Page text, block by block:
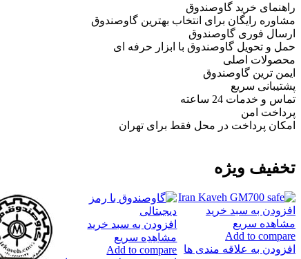
راهنمای خرید گاوصندوق
مشاوره رایگان برای انتخاب بهترین گاوصندوق
ارسال فوری گاوصندوق
حمل و تحویل گاوصندوق با ابزار حرفه ای
محصولات اصلی
ایمن ترین گاوصندوق
پشتیبانی سریع
تماس و خدمات 24 ساعته
پرداخت امن
امکان پرداخت در محل فقط برای تهران
تخفیف ویژه
-10%
افزودن به سبد خرید
مشاهده سریع
Add to compare
افزودن به علاقه مندی ها
-12%
افزودن به سبد خرید
مشاهده سریع
Add to compare
-9%